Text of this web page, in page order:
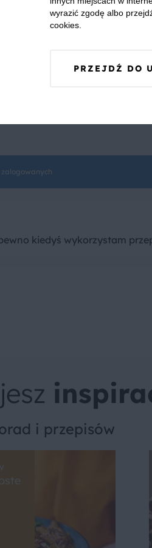
kiedyś wykorzystam
i przepisów
wyrazić zgodę albo
cookies.
PRZEJDŹ DO